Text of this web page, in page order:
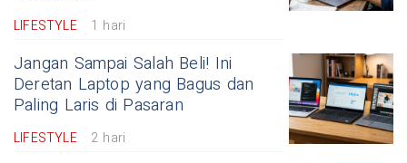
LIFESTYLE 1 hari
Jangan Sampai Salah Beli! Ini
Deretan Laptop yang Bagus dan
Paling Laris di Pasaran
LIFESTYLE 2 hari